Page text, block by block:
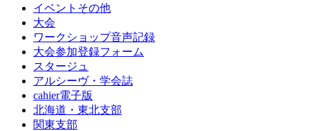
イベントその他
大会
ワークショップ音声記録
大会参加登録フォーム
スタージュ
アルシーヴ・学会誌
cahier電子版
北海道・東北支部
関東支部